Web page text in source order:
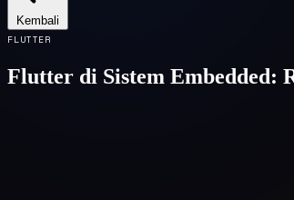
Kembali
FLUTTER
Flutter di Sistem Embedded: